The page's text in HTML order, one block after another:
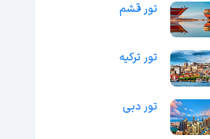
تور قشم
تور ترکیه
تور دبی